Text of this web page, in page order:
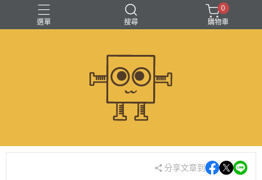
選單 搜尋
0
購物車
分享文章到